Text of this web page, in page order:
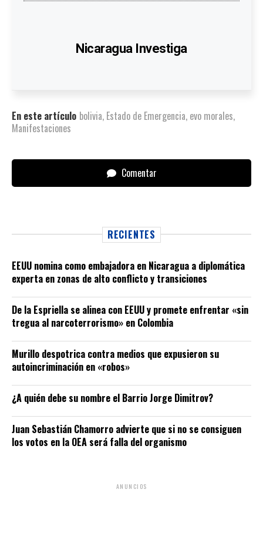
Nicaragua Investiga
En este artículo bolivia, Estado de Emergencia, evo morales,
Manifestaciones
Comentar
RECIENTES
EEUU nomina como embajadora en Nicaragua a diplomática
experta en zonas de alto conflicto y transiciones
De la Espriella se alinea con EEUU y promete enfrentar «sin
tregua al narcoterrorismo» en Colombia
Murillo despotrica contra medios que expusieron su
autoincriminación en «robos»
¿A quién debe su nombre el Barrio Jorge Dimitrov?
Juan Sebastián Chamorro advierte que si no se consiguen
los votos en la OEA será falla del organismo
ANUNCIOS